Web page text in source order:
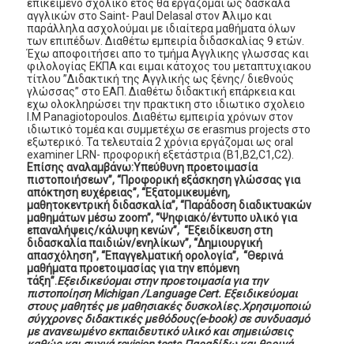
επικέιμενο σχολικό έτος θα εργάζομαι ως δασκάλα
αγγλικών στο Saint- Paul Delasal στον Άλιμο και
παράλληλα ασχολούμαι με ιδιαίτερα μαθήματα όλων
των επιπέδων. Διαθέτω εμπειρία διδασκαλίας 9 ετών.
Έχω αποφοιτήσει απο το τμήμα Αγγλικης γλωσσας και
φιλολογίας ΕΚΠΑ και ειμαι κάτοχος του μεταπτυχιακου
τίτλου ”Διδακτική της Αγγλικής ως ξένης/ διεθνούς
γλώσσας” στο ΕΑΠ. Διαθέτω διδακτική επάρκεια και
εχω ολοκληρώσει την πρακτικη στο ιδιωτικο σχολειο
Ι.Μ Panagiotopoulos. Διαθέτω εμπειρία χρόνων στον
ιδιωτικό τομέα και συμμετέχω σε erasmus projects στο
εξωτερικό. Τα τελευταία 2 χρόνια εργάζομαι ως oral
examiner LRN- προφορική εξετάστρια (B1,B2,C1,C2).
Eπίσης αναλαμβάνω:Υπεύθυνη προετοιμασία
πιστοποιήσεων”, “Προφορική εξάσκηση γλώσσας για
απόκτηση ευχέρειας”, “Εξατομικευμένη,
μαθητοκεντρική διδασκαλία”, “Παράδοση διαδικτυακών
μαθημάτων μέσω zoom”, “Ψηφιακό/έντυπο υλικό για
επαναλήψεις/κάλυψη κενών”, “Εξειδίκευση στη
διδασκαλία παιδιών/ενηλίκων”, “Δημιουργική
απασχόληση”, “Επαγγελματική ορολογία”, “Θερινά
μαθήματα προετοιμασίας για την επόμενη
τάξη”.Εξειδικεύομαι στην προετοιμασία για την
πιστοποίηση Michigan /Language Cert. Εξειδικεύομαι
στους μαθητές με μαθησιακές δυσκολίες.Xρησιμοποιώ
σύγχρονες διδακτικές μεθόδους(e-book) σε συνδυασμό
με ανανεωμένο εκπαιδευτικό υλικό και σημειώσεις